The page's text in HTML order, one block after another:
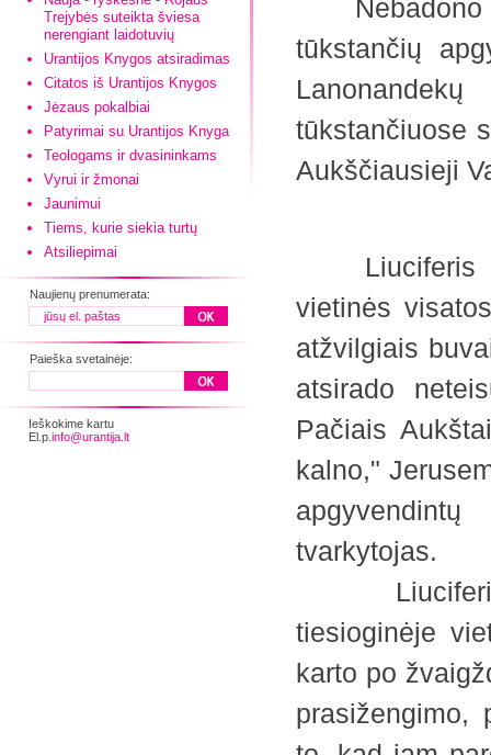
Trejybės suteikta šviesa
nerengiant laidotuvių
Urantijos Knygos atsiradimas
Citatos iš Urantijos Knygos
Jėzaus pokalbiai
Patyrimai su Urantijos Knyga
Teologams ir dvasininkams
Vyrui ir žmonai
Jaunimui
Tiems, kurie siekia turtų
Atsiliepimai
Naujienų prenumerata:
Paieška svetainėje:
Ieškokime kartu
El.p. info@urantija.lt
Nebadono
tūkstančių
tūkstančiuose
Aukščiausieji
Liuciferis
vietinės
atžvilgiais
atsirado
Pačiais
kalno,"
tvarkytojas.
Liuciferis
tiesioginėje
karto po
prasižengimo,